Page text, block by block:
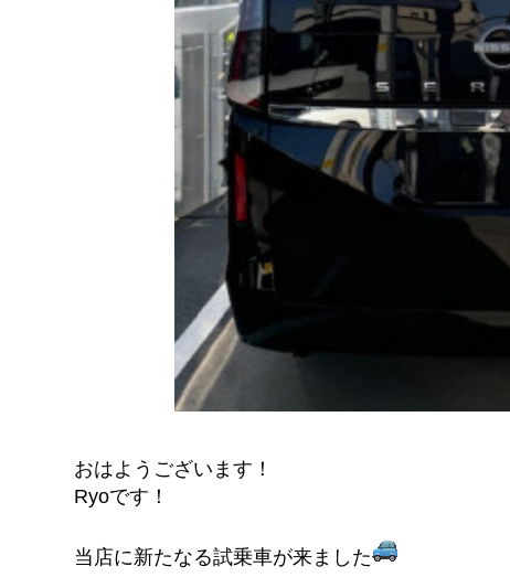
おはようございます！
Ryoです！
当店に新たなる試乗車が来ました